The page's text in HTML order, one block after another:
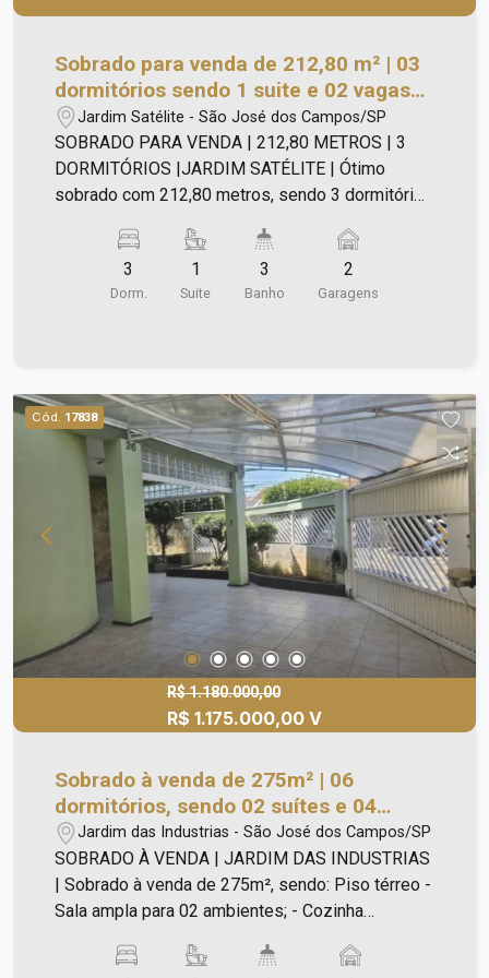
Varandas/Alpendres: Há um grande alpendre
coberto, com piso em cerâmica e guarda-corpo
branco, acessível a partir da sala, que
proporciona uma vista para o quintal. O andar
superior também possui sacadas; - Garagem:
Ampla área de garagem coberta com piso de
Sobrado para venda de 212,80 m² | 03
dormitórios sendo 1 suite e 02 vagas
de garagem | Jd Satélite | São José
dos Campos |
Jardim Satélite - São José dos Campos/SP
SOBRADO PARA VENDA | 212,80 METROS | 3
DORMITÓRIOS |JARDIM SATÉLITE | Ótimo
sobrado com 212,80 metros, sendo 3 dormitórios
Sala ampla Cozinha completa em armários Copa
grande Área de serviço enorme e coberta Quintal
Garagem coberta para dois carros Agende sua
3
Dorm.
1
Suite
3
Banho
2
Garagens
Cód. 17838
R$ 1.180.000,00
R$ 1.175.000,00 V
Sobrado à venda de 275m² | 06
dormitórios, sendo 02 suítes e 04
vagas de garagem | Jardim das
Indústrias | São José dos Campos |
Jardim das Industrias - São José dos Campos/SP
SOBRADO À VENDA | JARDIM DAS INDUSTRIAS
| Sobrado à venda de 275m², sendo: Piso térreo -
Sala ampla para 02 ambientes; - Cozinha
- 03 dormitórios, sendo 01 suíte com armários